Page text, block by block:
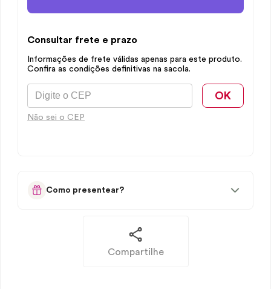
Consultar frete e prazo
Informações de frete válidas apenas para este produto.
Confira as condições definitivas na sacola.
OK
Não sei o CEP
Como presentear?
Compartilhe